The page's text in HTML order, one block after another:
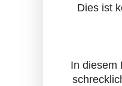
Dies ist
In diesem